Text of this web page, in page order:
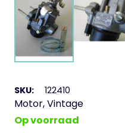
SKU: 122410
Motor,Vintage
Op voorraad